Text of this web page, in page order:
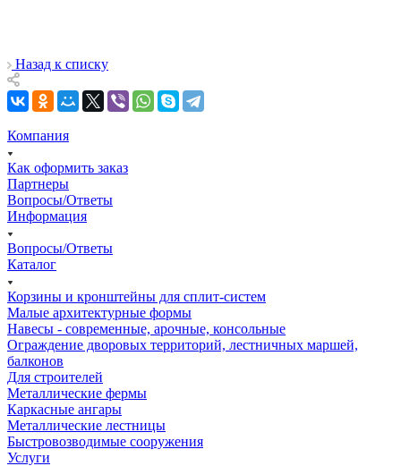
Назад к списку
Компания
Как оформить заказ
Партнеры
Вопросы/Ответы
Информация
Вопросы/Ответы
Каталог
Корзины и кронштейны для сплит-систем
Малые архитектурные формы
Навесы - современные, арочные, консольные
Ограждение дворовых территорий, лестничных маршей,
балконов
Для строителей
Металлические фермы
Каркасные ангары
Металлические лестницы
Быстровозводимые сооружения
Услуги